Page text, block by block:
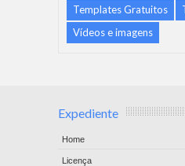
Templates Gratuitos
Vídeos e imagens
Expediente
Home
Licença